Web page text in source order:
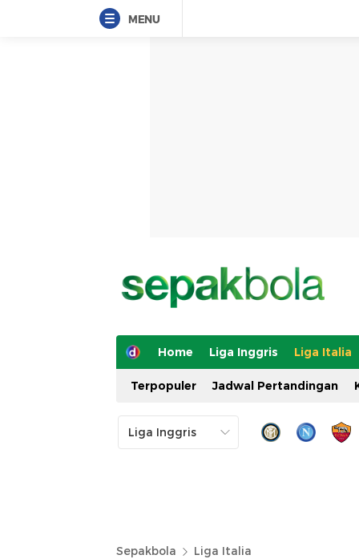
MENU
Home Liga Inggris Liga Italia
Terpopuler Jadwal Pertandingan
Sepakbola Liga Italia